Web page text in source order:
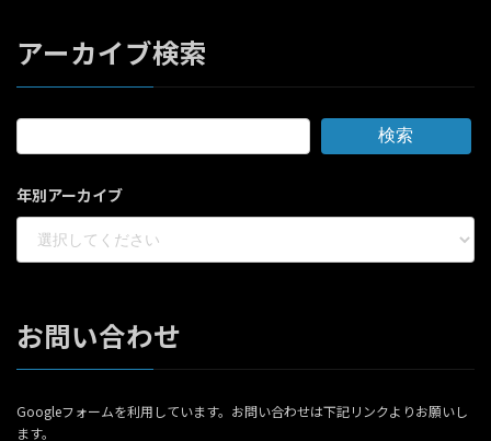
アーカイブ検索
検索
年別アーカイブ
お問い合わせ
Googleフォームを利用しています。お問い合わせは下記リンクよりお願いし
ます。